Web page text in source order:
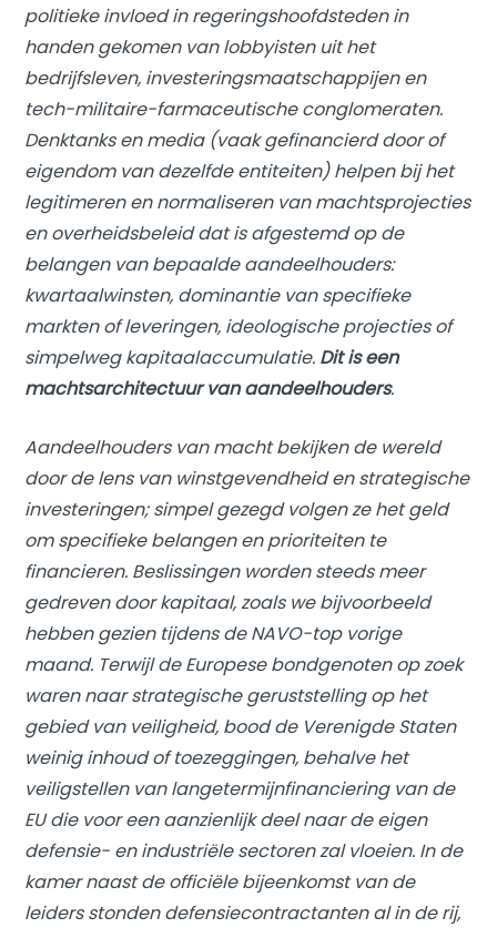
politieke invloed in regeringshoofdsteden in
handen gekomen van lobbyisten uit het
bedrijfsleven, investeringsmaatschappijen en
tech-militaire-farmaceutische conglomeraten.
Denktanks en media (vaak gefinancierd door of
eigendom van dezelfde entiteiten) helpen bij het
legitimeren en normaliseren van machtsprojecties
en overheidsbeleid dat is afgestemd op de
belangen van bepaalde aandeelhouders:
kwartaalwinsten, dominantie van specifieke
markten of leveringen, ideologische projecties of
simpelweg kapitaalaccumulatie. Dit is een
machtsarchitectuur van aandeelhouders.
Aandeelhouders van macht bekijken de wereld
door de lens van winstgevendheid en strategische
investeringen; simpel gezegd volgen ze het geld
om specifieke belangen en prioriteiten te
financieren. Beslissingen worden steeds meer
gedreven door kapitaal, zoals we bijvoorbeeld
hebben gezien tijdens de NAVO-top vorige
maand. Terwijl de Europese bondgenoten op zoek
waren naar strategische geruststelling op het
gebied van veiligheid, bood de Verenigde Staten
weinig inhoud of toezeggingen, behalve het
veiligstellen van langetermijnfinanciering van de
EU die voor een aanzienlijk deel naar de eigen
defensie- en industriële sectoren zal vloeien. In de
kamer naast de officiële bijeenkomst van de
leiders stonden defensiecontractanten al in de rij,